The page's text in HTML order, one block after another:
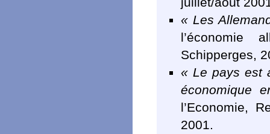
« Les
l’économie
Schipperges,
« Le pays est
économique
l’Economie,
2001.